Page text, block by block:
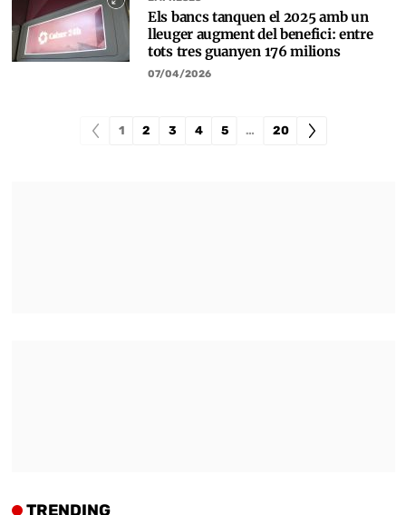
Els bancs tanquen el 2025 amb un
lleuger augment del benefici: entre
tots tres guanyen 176 milions
07/04/2026
1 2 3 4 5 … 20
TRENDING